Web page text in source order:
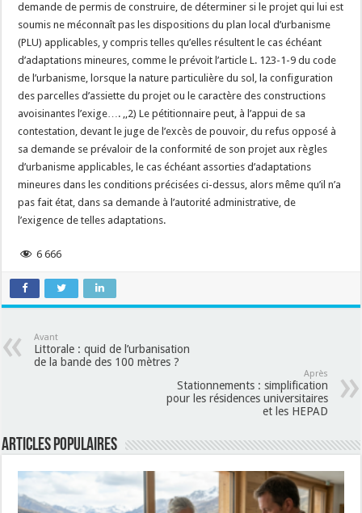
demande de permis de construire, de déterminer si le projet qui lui est
soumis ne méconnaît pas les dispositions du plan local d’urbanisme
(PLU) applicables, y compris telles qu’elles résultent le cas échéant
d’adaptations mineures, comme le prévoit l’article L. 123-1-9 du code
de l’urbanisme, lorsque la nature particulière du sol, la configuration
des parcelles d’assiette du projet ou le caractère des constructions
avoisinantes l’exige…. ,,2) Le pétitionnaire peut, à l’appui de sa
contestation, devant le juge de l’excès de pouvoir, du refus opposé à
sa demande se prévaloir de la conformité de son projet aux règles
d’urbanisme applicables, le cas échéant assorties d’adaptations
mineures dans les conditions précisées ci-dessus, alors même qu’il n’a
pas fait état, dans sa demande à l’autorité administrative, de
l’exigence de telles adaptations.
6 666
Avant
Littorale : quid de l’urbanisation
de la bande des 100 mètres ?
Après
Stationnements : simplification
pour les résidences universitaires
et les HEPAD
Articles populaires